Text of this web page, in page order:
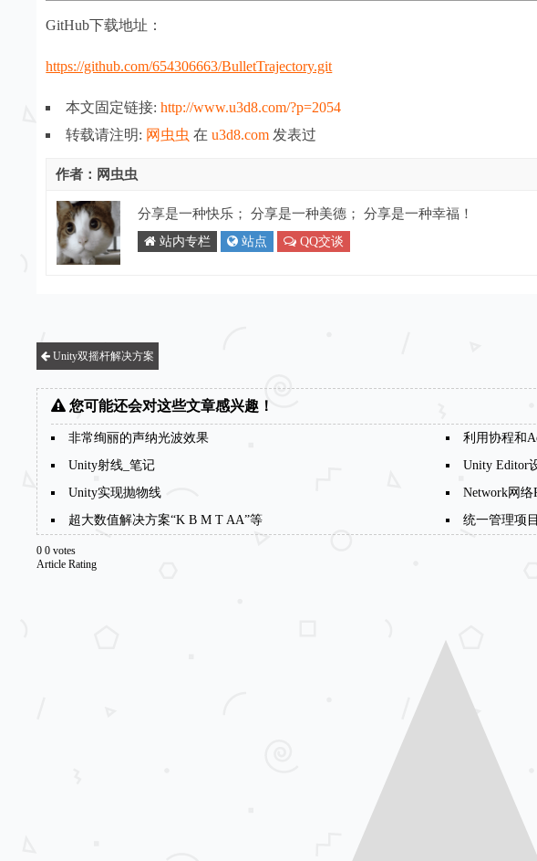
GitHub下载地址：
https://github.com/654306663/BulletTrajectory.git
本文固定链接:http://www.u3d8.com/?p=2054
转载请注明: 网虫虫 在u3d8.com 发表过
作者：网虫虫
分享是一种快乐； 分享是一种美德； 分享是一种幸福！
站内专栏 站点 QQ交谈
Unity双摇杆解决方案
您可能还会对这些文章感兴趣！
非常绚丽的声纳光波效果
利用协程和
Unity射线_笔记
Unity Editor
Unity实现抛物线
Network网络
超大数值解决方案“K B M T AA”等
统一管理项
0 0 votes
Article Rating